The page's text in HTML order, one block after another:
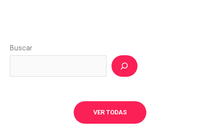
Buscar
VER TODAS